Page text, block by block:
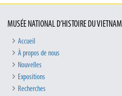
MUSÉE NATIONAL D’HISTOIRE DU VIETNAM
Accueil
À propos de nous
Nouvelles
Expositions
Recherches